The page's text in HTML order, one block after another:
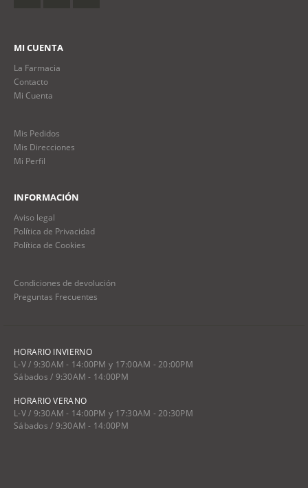
MI CUENTA
La Farmacia
Contacto
Mi Cuenta
Mis Pedidos
Mis Direcciones
Mi Perfil
INFORMACIÓN
Aviso legal
Política de Privacidad
Política de Cookies
Condiciones de devolución
Preguntas Frecuentes
HORARIO INVIERNO
L-V / 9:30AM - 14:00PM y 17:00AM - 20:00PM
Sábados / 9:30AM - 14:00PM
HORARIO VERANO
L-V / 9:30AM - 14:00PM y 17:30AM - 20:30PM
Sábados / 9:30AM - 14:00PM